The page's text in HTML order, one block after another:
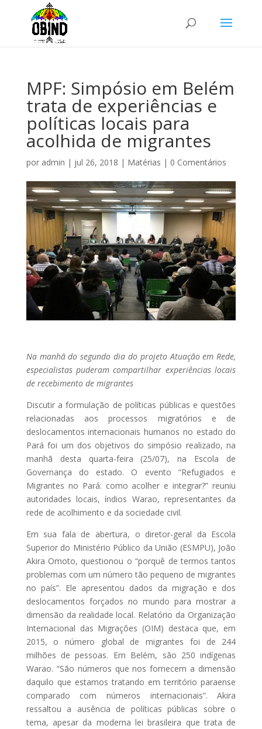
MPF: Simpósio em Belém
trata de experiências e
políticas locais para
acolhida de migrantes
por admin | jul 26, 2018 | Matérias | 0 Comentários
Na manhã do segundo dia do projeto Atuação em Rede,
especialistas puderam compartilhar experiências locais
de recebimento de migrantes
Discutir a formulação de políticas públicas e questões
relacionadas aos processos migratórios e de
deslocamentos internacionais humanos no estado do
Pará foi um dos objetivos do simpósio realizado, na
manhã desta quarta-feira (25/07), na Escola de
Governança do estado. O evento “Refugiados e
Migrantes no Pará: como acolher e integrar?” reuniu
autoridades locais, índios Warao, representantes da
rede de acolhimento e da sociedade civil.
Em sua fala de abertura, o diretor-geral da Escola
Superior do Ministério Público da União (ESMPU), João
Akira Omoto, questionou o “porquê de termos tantos
problemas com um número tão pequeno de migrantes
no país”. Ele apresentou dados da migração e dos
deslocamentos forçados no mundo para mostrar a
dimensão da realidade local. Relatório da Organização
Internacional das Migrações (OIM) destaca que, em
2015, o número global de migrantes foi de 244
milhões de pessoas. Em Belém, são 250 indígenas
Warao. “São números que nos fornecem a dimensão
daquilo que estamos tratando em território paraense
comparado com números internacionais”. Akira
ressaltou a ausência de políticas públicas sobre o
tema, apesar da moderna lei brasileira que trata de